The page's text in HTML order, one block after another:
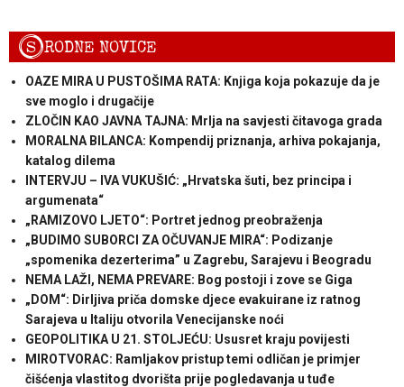
SRODNE NOVICE
OAZE MIRA U PUSTOŠIMA RATA: Knjiga koja pokazuje da je
sve moglo i drugačije
ZLOČIN KAO JAVNA TAJNA: Mrlja na savjesti čitavoga grada
MORALNA BILANCA: Kompendij priznanja, arhiva pokajanja,
katalog dilema
INTERVJU – IVA VUKUŠIĆ: „Hrvatska šuti, bez principa i
argumenata“
„RAMIZOVO LJETO“: Portret jednog preobraženja
„BUDIMO SUBORCI ZA OČUVANJE MIRA“: Podizanje
„spomenika dezerterima” u Zagrebu, Sarajevu i Beogradu
NEMA LAŽI, NEMA PREVARE: Bog postoji i zove se Giga
„DOM“: Dirljiva priča domske djece evakuirane iz ratnog
Sarajeva u Italiju otvorila Venecijanske noći
GEOPOLITIKA U 21. STOLJEĆU: Ususret kraju povijesti
MIROTVORAC: Ramljakov pristup temi odličan je primjer
čišćenja vlastitog dvorišta prije pogledavanja u tuđe